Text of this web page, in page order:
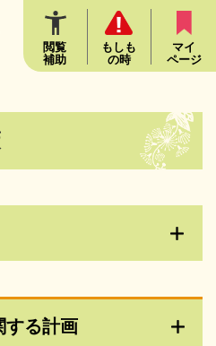
ばして本文へ
閲覧
補助
もしも
の時
マイ
ページ
する計画